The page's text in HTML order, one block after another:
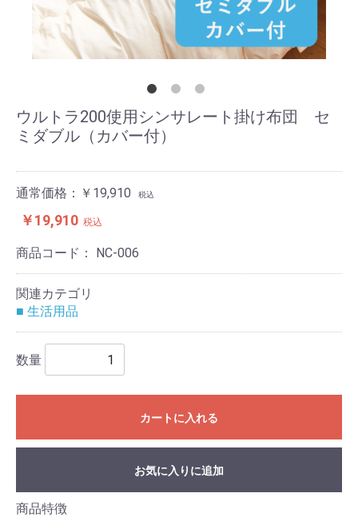
ウルトラ200使用シンサレート掛け布団 セ
ミダブル（カバー付）
通常価格：￥19,910 税込
￥19,910 税込
商品コード： NC-006
関連カテゴリ
■ 生活用品
数量
カートに入れる
お気に入りに追加
商品特徴